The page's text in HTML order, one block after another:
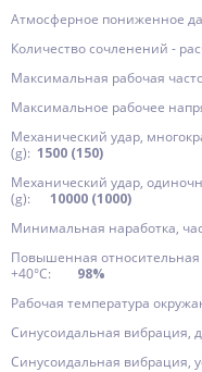
Атмосферное пониженное
Количество сочленений -
Максимальная рабочая
Максимальное рабочее
Механический удар,
(g): 1500 (150)
Механический удар,
(g): 10000 (1000)
Минимальная наработка,
Повышенная относительная
+40°C: 98%
Рабочая температура
Синусоидальная
Синусоидальная